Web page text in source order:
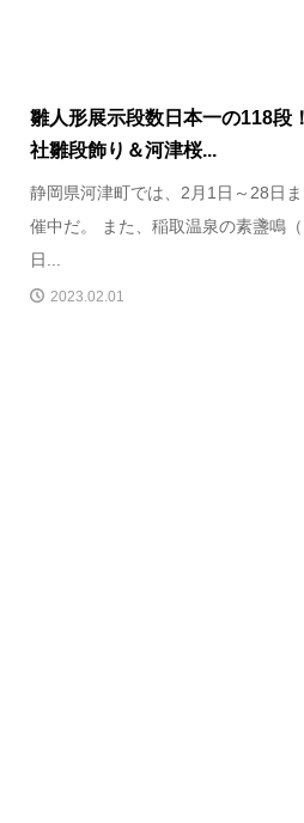
雛人形展示段数日本一の118
社雛段飾り＆河津桜...
静岡県河津町では、2月1日～28日
催中だ。 また、稲取温泉の素盞鳴
日...
2023.02.01